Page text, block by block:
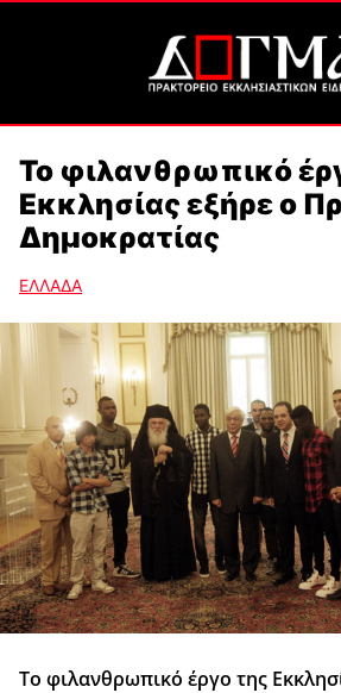
Το φιλανθρωπικό
Εκκλησίας εξήρε ο
Δημοκρατίας
ΕΛΛΑΔΑ
Το φιλανθρωπικό έργο της